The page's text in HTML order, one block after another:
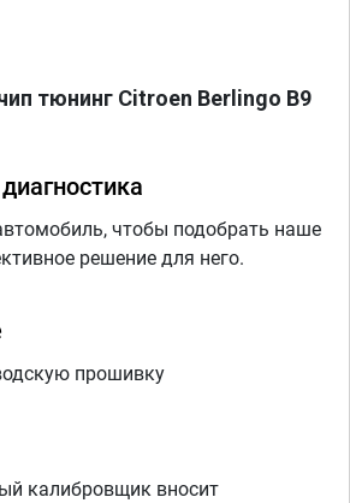
тюнинг Citroen Berlingo B9
чтобы подобрать наше
решение для него.
прошивку
калибровщик вносит